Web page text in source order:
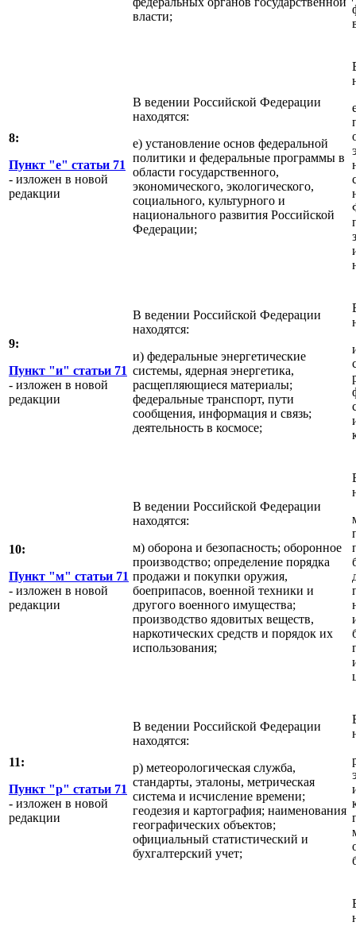
власти;
8:
Пункт "е" статьи 71
- изложен в новой
редакции
В ведении Российской Федерации
находятся:
е) установление основ федеральной
политики и федеральные программы в
области государственного,
экономического, экологического,
социального, культурного и
национального развития Российской
Федерации;
9:
Пункт "и" статьи 71
- изложен в новой
редакции
В ведении Российской Федерации
находятся:
и) федеральные энергетические
системы, ядерная энергетика,
расщепляющиеся материалы;
федеральные транспорт, пути
сообщения, информация и связь;
деятельность в космосе;
10:
Пункт "м" статьи 71
- изложен в новой
редакции
В ведении Российской Федерации
находятся:
м) оборона и безопасность; оборонное
производство; определение порядка
продажи и покупки оружия,
боеприпасов, военной техники и
другого военного имущества;
производство ядовитых веществ,
наркотических средств и порядок их
использования;
11:
Пункт "р" статьи 71
- изложен в новой
редакции
В ведении Российской Федерации
находятся:
р) метеорологическая служба,
стандарты, эталоны, метрическая
система и исчисление времени;
геодезия и картография; наименования
географических объектов;
официальный статистический и
бухгалтерский учет;